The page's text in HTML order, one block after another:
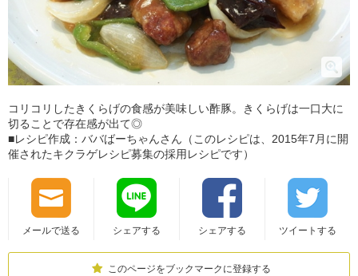
コリコリしたきくらげの食感が美味しい酢豚。きくらげは一口大に
切ることで存在感が出て◎
■レシピ作成：ババばーちゃんさん（このレシピは、2015年7月に開
催されたキクラゲレシピ募集の採用レシピです）
メールで送る シェアする シェアする ツイートする
このページをブックマークに登録する